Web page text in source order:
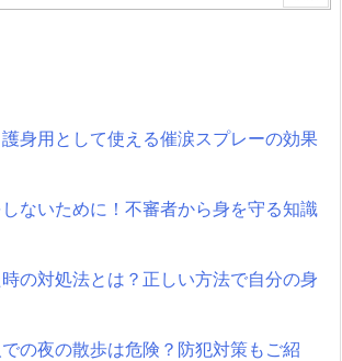
身用として使える催涙スプレーの効果
ないために！不審者から身を守る知識
の対処法とは？正しい方法で自分の身
の夜の散歩は危険？防犯対策もご紹